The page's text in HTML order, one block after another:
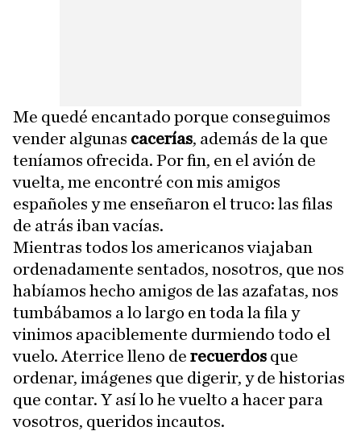
Me quedé encantado porque conseguimos
vender algunas cacerías, además de la que
teníamos ofrecida. Por fin, en el avión de
vuelta, me encontré con mis amigos
españoles y me enseñaron el truco: las filas
de atrás iban vacías.
Mientras todos los americanos viajaban
ordenadamente sentados, nosotros, que nos
habíamos hecho amigos de las azafatas, nos
tumbábamos a lo largo en toda la fila y
vinimos apaciblemente durmiendo todo el
vuelo. Aterrice lleno de recuerdos que
ordenar, imágenes que digerir, y de historias
que contar. Y así lo he vuelto a hacer para
vosotros, queridos incautos.